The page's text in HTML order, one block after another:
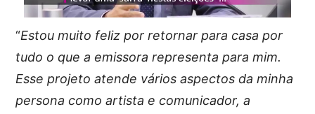
“Estou muito feliz por retornar para casa por
tudo o que a emissora representa para mim.
Esse projeto atende vários aspectos da minha
persona como artista e comunicador, a